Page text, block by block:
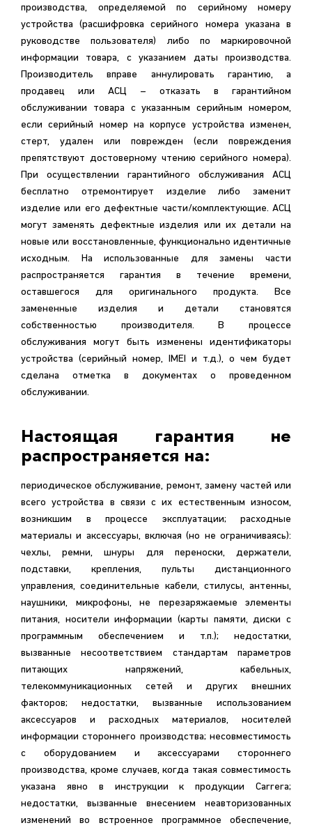
производства, определяемой по серийному номеру
устройства (расшифровка серийного номера указана в
руководстве пользователя) либо по маркировочной
информации товара, с указанием даты производства.
Производитель вправе аннулировать гарантию, а
продавец или АСЦ – отказать в гарантийном
обслуживании товара с указанным серийным номером,
если серийный номер на корпусе устройства изменен,
стерт, удален или поврежден (если повреждения
препятствуют достоверному чтению серийного номера).
При осуществлении гарантийного обслуживания АСЦ
бесплатно отремонтирует изделие либо заменит
изделие или его дефектные части/комплектующие. АСЦ
могут заменять дефектные изделия или их детали на
новые или восстановленные, функционально идентичные
исходным. На использованные для замены части
распространяется гарантия в течение времени,
оставшегося для оригинального продукта. Все
замененные изделия и детали становятся
собственностью производителя. В процессе
обслуживания могут быть изменены идентификаторы
устройства (серийный номер, IMEI и т.д.), о чем будет
сделана отметка в документах о проведенном
обслуживании.
Настоящая гарантия не
распространяется на:
периодическое обслуживание, ремонт, замену частей или
всего устройства в связи с их естественным износом,
возникшим в процессе эксплуатации; расходные
материалы и аксессуары, включая (но не ограничиваясь):
чехлы, ремни, шнуры для переноски, держатели,
подставки, крепления, пульты дистанционного
управления, соединительные кабели, стилусы, антенны,
наушники, микрофоны, не перезаряжаемые элементы
питания, носители информации (карты памяти, диски с
программным обеспечением и т.п.); недостатки,
вызванные несоответствием стандартам параметров
питающих напряжений, кабельных,
телекоммуникационных сетей и других внешних
факторов; недостатки, вызванные использованием
аксессуаров и расходных материалов, носителей
информации стороннего производства; несовместимость
с оборудованием и аксессуарами стороннего
производства, кроме случаев, когда такая совместимость
указана явно в инструкции к продукции Carrera;
недостатки, вызванные внесением неавторизованных
изменений во встроенное программное обеспечение,